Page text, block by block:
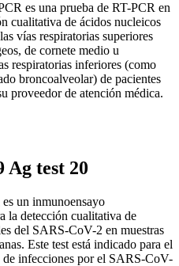
es una prueba de RT-PCR en
cualitativa de ácidos nucleicos
vías respiratorias superiores
de cornete medio u
respiratorias inferiores (como
broncoalveolar) de pacientes
proveedor de atención médica.
test 20
un inmunoensayo
la detección cualitativa de
del SARS-CoV-2 en muestras
Este test está indicado para el
infecciones por el SARS-CoV-